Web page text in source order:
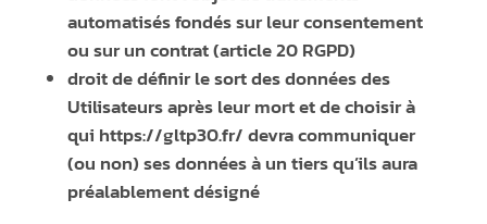
automatisés fondés sur leur consentement
ou sur un contrat (article 20 RGPD)
droit de définir le sort des données des
Utilisateurs après leur mort et de choisir à
qui https://gltp30.fr/devra communiquer
(ou non) ses données à un tiers qu’ils aura
préalablement désigné